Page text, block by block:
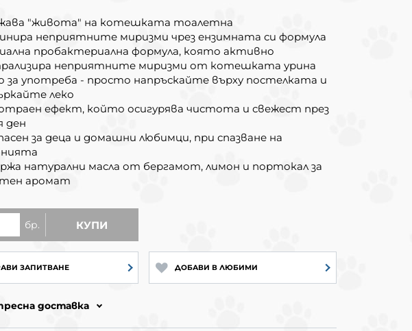
бр. КУПИ
ЗАПИТВАНЕ ДОБАВИ В ЛЮБИМИ
доставка
"живота" на котешката тоалетна
неприятните миризми чрез ензимната си формула
пробактериална формула, която активно
неприятните миризми от котешката урина
за употреба - просто напръскайте върху постелката и
леко
ефект, който осигурява чистота и свежест през
ден
за деца и домашни любимци, при спазване на
натурални масла от бергамот, лимон и портокал за
аромат